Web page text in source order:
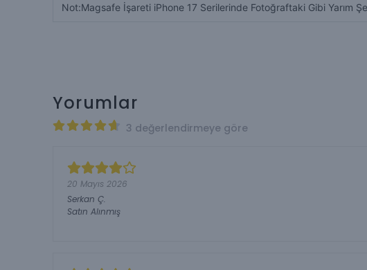
Not:Magsafe İşareti iPhone 17 Serilerinde Fotoğraftaki Gibi Yarım
Yorumlar
3 değerlendirmeye göre
20 Mayıs 2026
Serkan Ç.
Satın Alınmış